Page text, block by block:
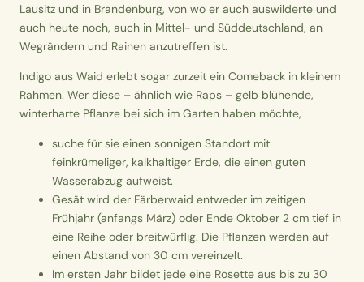
Lausitz und in Brandenburg, von wo er auch auswilderte und
auch heute noch, auch in Mittel- und Süddeutschland, an
Wegrändern und Rainen anzutreffen ist.
Indigo aus Waid erlebt sogar zurzeit ein Comeback in kleinem
Rahmen. Wer diese – ähnlich wie Raps – gelb blühende,
winterharte Pflanze bei sich im Garten haben möchte,
suche für sie einen sonnigen Standort mit
feinkrümeliger, kalkhaltiger Erde, die einen guten
Wasserabzug aufweist.
Gesät wird der Färberwaid entweder im zeitigen
Frühjahr (anfangs März) oder Ende Oktober 2 cm tief in
eine Reihe oder breitwürflig. Die Pflanzen werden auf
einen Abstand von 30 cm vereinzelt.
Im ersten Jahr bildet jede eine Rosette aus bis zu 30